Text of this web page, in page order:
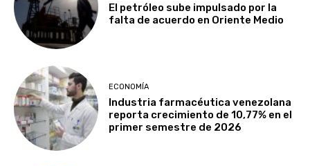
El petróleo sube impulsado por la
falta de acuerdo en Oriente Medio
ECONOMÍA
Industria farmacéutica venezolana
reporta crecimiento de 10,77% en el
primer semestre de 2026